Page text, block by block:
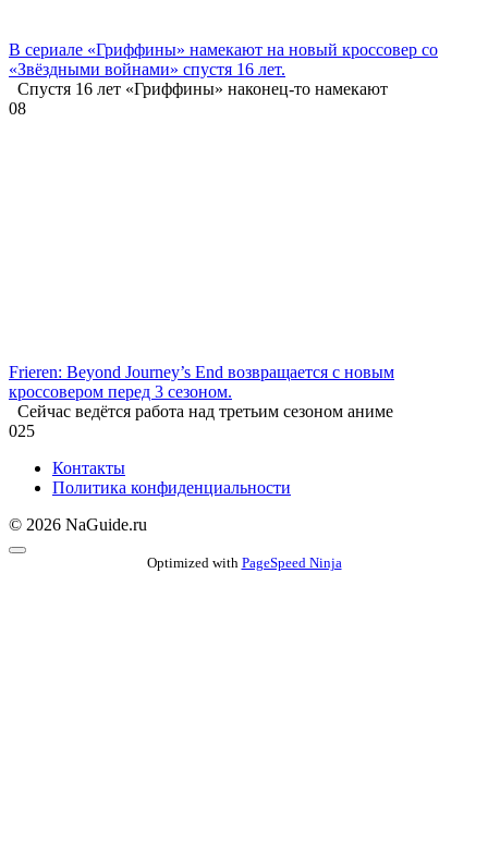
В сериале «Гриффины» намекают на новый кроссовер со
«Звёздными войнами» спустя 16 лет.
Спустя 16 лет «Гриффины» наконец-то намекают
08
Frieren: Beyond Journey’s End возвращается с новым
кроссовером перед 3 сезоном.
Сейчас ведётся работа над третьим сезоном аниме
025
Контакты
Политика конфиденциальности
© 2026 NaGuide.ru
Optimized with PageSpeed Ninja